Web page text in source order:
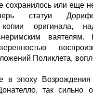
сохранилось или еще
статуи
копии оригинала,
ваятелям.
Поликлета,
в эпоху Возрождения
так сильно